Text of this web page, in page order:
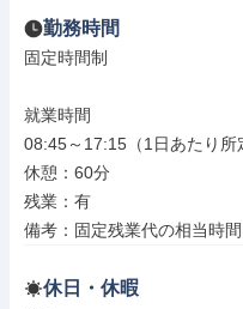
勤務時間
固定時間制
就業時間
08:45～17:15（1日あたり所
休憩：60分
残業：有
備考：固定残業代の相当時
休日・休暇